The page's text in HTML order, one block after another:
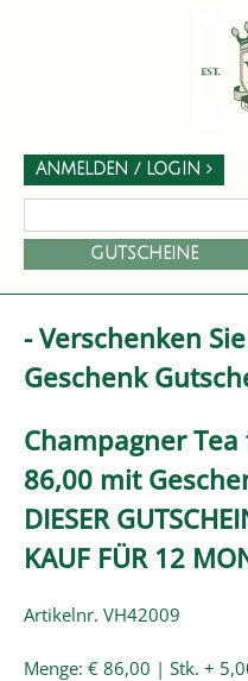
ANMELDEN / LOGIN
GUTSCHEINE
- Verschenken
Geschenk
Champagner
86,00 mit
DIESER
KAUF FÜR 12
Artikelnr. VH42009
Menge: € 86,00 | Stk. +